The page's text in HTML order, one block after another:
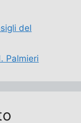
del
Palmieri